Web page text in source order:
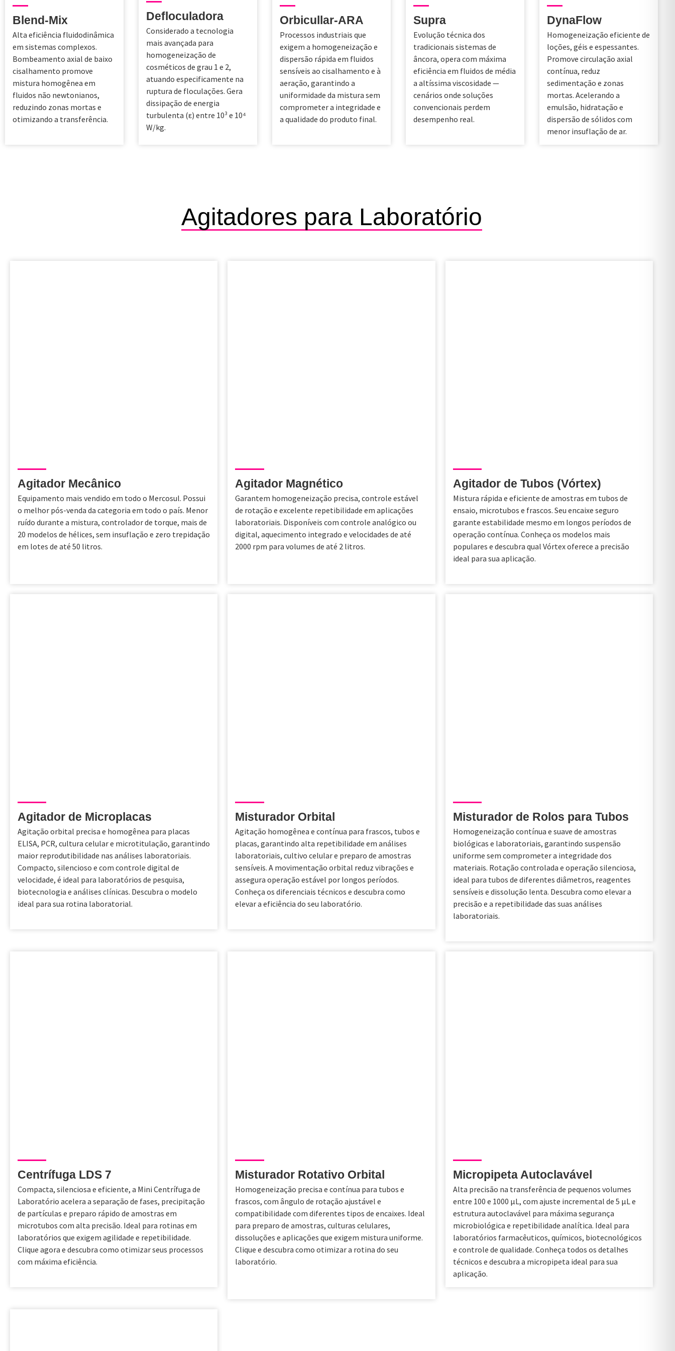
Blend-Mix
Alta eficiência fluidodinâmica
em sistemas complexos.
Bombeamento axial de baixo
cisalhamento promove
mistura homogênea em
fluidos não newtonianos,
reduzindo zonas mortas e
otimizando a transferência.
Defloculadora
Considerado a tecnologia
mais avançada para
homogeneização de
cosméticos de grau 1 e 2,
atuando especificamente na
ruptura de floculações. Gera
dissipação de energia
turbulenta (ε) entre 10³ e 10⁴
W/kg.
Orbicullar-ARA
Processos industriais que
exigem a homogeneização e
dispersão rápida em fluidos
sensíveis ao cisalhamento e à
aeração, garantindo a
uniformidade da mistura sem
comprometer a integridade e
a qualidade do produto final.
Supra
Evolução técnica dos
tradicionais sistemas de
âncora, opera com máxima
eficiência em fluidos de média
a altíssima viscosidade —
cenários onde soluções
convencionais perdem
desempenho real.
DynaFlow
Homogeneização eficiente de
loções, géis e espessantes.
Promove circulação axial
contínua, reduz
sedimentação e zonas
mortas. Acelerando a
emulsão, hidratação e
dispersão de sólidos com
menor insuflação de ar.
Agitadores para Laboratório
Agitador Mecânico
Equipamento mais vendido em todo o Mercosul. Possui
o melhor pós-venda da categoria em todo o país. Menor
ruído durante a mistura, controlador de torque, mais de
20 modelos de hélices, sem insuflação e zero trepidação
em lotes de até 50 litros.
Agitador Magnético
Garantem homogeneização precisa, controle estável
de rotação e excelente repetibilidade em aplicações
laboratoriais. Disponíveis com controle analógico ou
digital, aquecimento integrado e velocidades de até
2000 rpm para volumes de até 2 litros.
Agitador de Tubos (Vórtex)
Mistura rápida e eficiente de amostras em tubos de
ensaio, microtubos e frascos. Seu encaixe seguro
garante estabilidade mesmo em longos períodos de
operação contínua. Conheça os modelos mais
populares e descubra qual Vórtex oferece a precisão
ideal para sua aplicação.
Agitador de Microplacas
Agitação orbital precisa e homogênea para placas
ELISA, PCR, cultura celular e microtitulação, garantindo
maior reprodutibilidade nas análises laboratoriais.
Compacto, silencioso e com controle digital de
velocidade, é ideal para laboratórios de pesquisa,
biotecnologia e análises clínicas. Descubra o modelo
ideal para sua rotina laboratorial.
Misturador Orbital
Agitação homogênea e contínua para frascos, tubos e
placas, garantindo alta repetibilidade em análises
laboratoriais, cultivo celular e preparo de amostras
sensíveis. A movimentação orbital reduz vibrações e
assegura operação estável por longos períodos.
Conheça os diferenciais técnicos e descubra como
elevar a eficiência do seu laboratório.
Misturador de Rolos para Tubos
Homogeneização contínua e suave de amostras
biológicas e laboratoriais, garantindo suspensão
uniforme sem comprometer a integridade dos
materiais. Rotação controlada e operação silenciosa,
ideal para tubos de diferentes diâmetros, reagentes
sensíveis e dissolução lenta. Descubra como elevar a
precisão e a repetibilidade das suas análises
laboratoriais.
Centrífuga LDS 7
Compacta, silenciosa e eficiente, a Mini Centrífuga de
Laboratório acelera a separação de fases, precipitação
de partículas e preparo rápido de amostras em
microtubos com alta precisão. Ideal para rotinas em
laboratórios que exigem agilidade e repetibilidade.
Clique agora e descubra como otimizar seus processos
com máxima eficiência.
Misturador Rotativo Orbital
Homogeneização precisa e contínua para tubos e
frascos, com ângulo de rotação ajustável e
compatibilidade com diferentes tipos de encaixes. Ideal
para preparo de amostras, culturas celulares,
dissoluções e aplicações que exigem mistura uniforme.
Clique e descubra como otimizar a rotina do seu
laboratório.
Micropipeta Autoclavável
Alta precisão na transferência de pequenos volumes
entre 100 e 1000 µL, com ajuste incremental de 5 µL e
estrutura autoclavável para máxima segurança
microbiológica e repetibilidade analítica. Ideal para
laboratórios farmacêuticos, químicos, biotecnológicos
e controle de qualidade. Conheça todos os detalhes
técnicos e descubra a micropipeta ideal para sua
aplicação.